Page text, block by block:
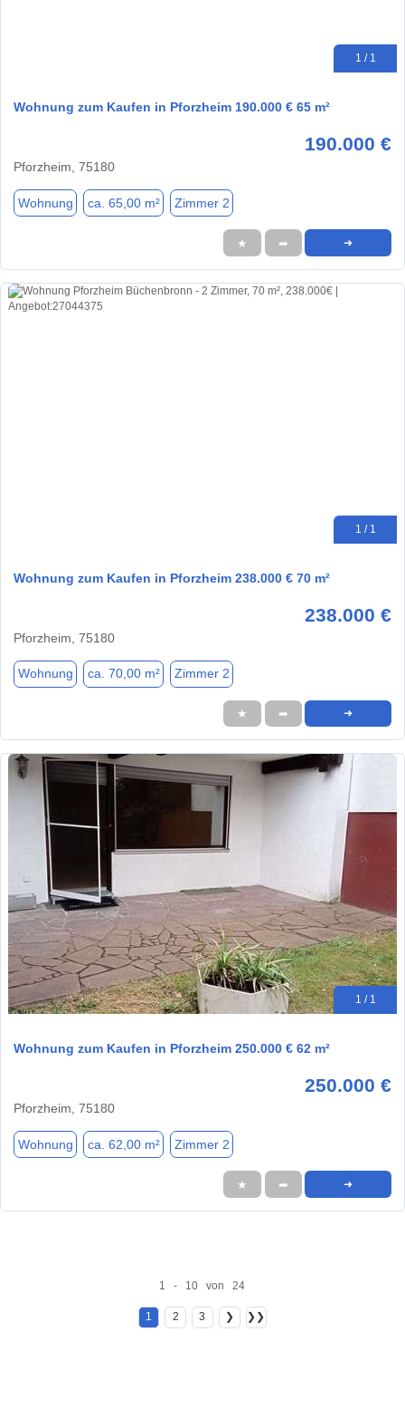
1 / 1
Wohnung zum Kaufen in Pforzheim 190.000 € 65 m²
190.000 €
Pforzheim, 75180
Wohnung ca. 65,00 m² Zimmer 2
★ ➦ ➜
1 / 1
Wohnung zum Kaufen in Pforzheim 238.000 € 70 m²
238.000 €
Pforzheim, 75180
Wohnung ca. 70,00 m² Zimmer 2
★ ➦ ➜
1 / 1
Wohnung zum Kaufen in Pforzheim 250.000 € 62 m²
250.000 €
Pforzheim, 75180
Wohnung ca. 62,00 m² Zimmer 2
★ ➦ ➜
1 - 10 von 24
1 2 3 ❯ ❯❯